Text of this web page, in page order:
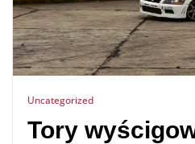
Uncategorized
Tory